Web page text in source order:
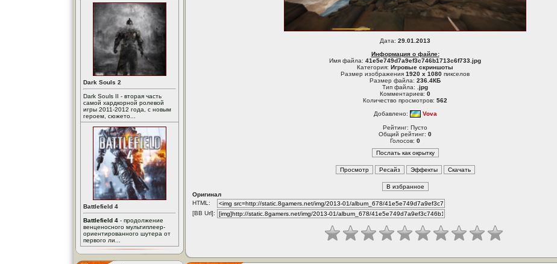
Dark Souls 2
Dark Souls II - вторая часть
самой хардкорной ролевой
игры 2011-2012 года, с новым
героем, сюжето...
Battlefield 4
Battlefield 4 - продолжение
венценосного мультиплеер-
ориентированного шутера от
первого ли...
Дата: 29.01.2013
Информация о файле:
Имя файла: 41e5e749d7a9ef3c746b1713c6f733.jpg
Категория: Игровые скриншоты
Размер изображения 1920 x 1080 пикселов
Размер файла: 236.4КБ
Тип файла:
.jpg
Комментариев: 0
Количество просмотров: 562
Добавлено:
Vova
Рейтинг: Пусто
Общий рейтинг: 0
Голосов: 0
Оригинал
HTML:
[BB Url]: